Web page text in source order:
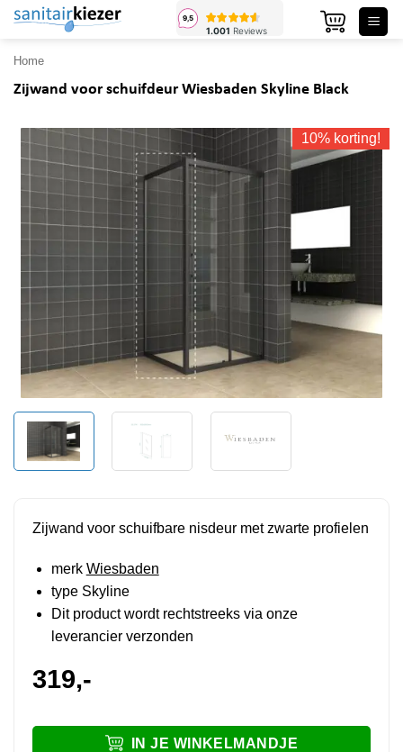
Ga
inhoud
Home
Zijwand voor schuifdeur Wiesbaden Skyline Black
10% korting!
Zijwand voor schuifbare nisdeur met zwarte profielen
merk Wiesbaden
type Skyline
Dit product wordt rechtstreeks via onze
leverancier verzonden
319,-
IN JE WINKELMANDJE